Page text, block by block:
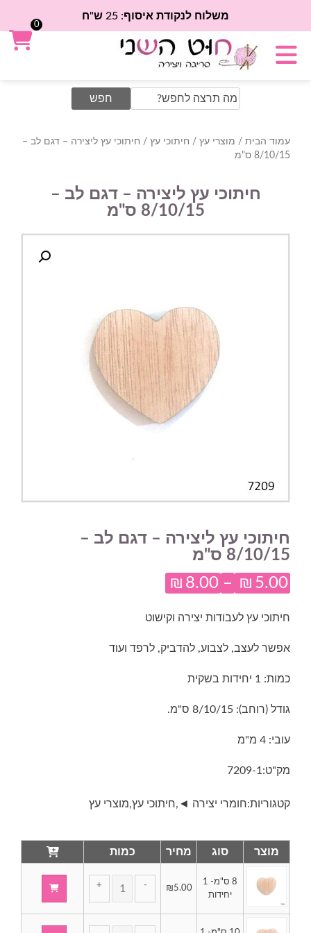
משלוח לנקודת איסוף: 25 ש"ח
Search
for:
עמוד הבית / מוצרי עץ / חיתוכי עץ / חיתוכי עץ ליצירה – דגם לב –
8/10/15 ס"מ
חיתוכי עץ ליצירה – דגם לב –
8/10/15 ס"מ
חיתוכי עץ ליצירה – דגם לב –
8/10/15 ס"מ
₪ 5.00
–
₪ 8.00
עד
חיתוכי עץ לעבודות יצירה וקישוט
אפשר לעצב, לצבוע, להדביק, לרפד ועוד
כמות: 1 יחידות בשקית
גודל (רוחב): 8/10/15 ס"מ.
עובי: 4 מ"מ
מק"ט: 7209-1
קטגוריות:חומרי יצירה ◄ ,חיתוכי עץ,מוצרי עץ
מוצר סוג מחיר
8 ס"מ- 1
יחידות
₪5.00
-
של
+
0